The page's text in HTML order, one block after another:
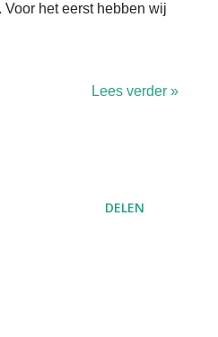
het eerst hebben wij
Lees verder »
DELEN